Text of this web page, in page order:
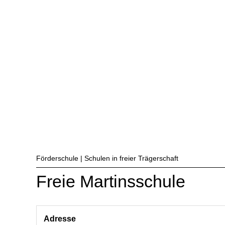
Förderschule | Schulen in freier Trägerschaft
Freie Martinsschule
Adresse